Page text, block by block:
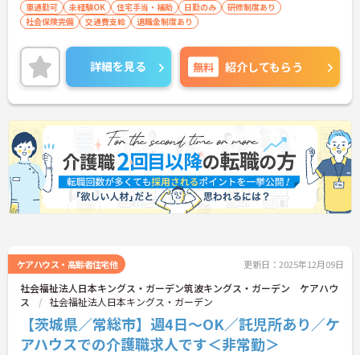
車通勤可 未経験OK 住宅手当・補助 日勤のみ
研修制度あり
社会保険完備
交通費支給 退職金制度あり
詳細を見る 無料 紹介してもらう
ケアハウス・高齢者住宅他 更新日：2025年12月09日
社会福祉法人日本キングス・ガーデン筑波キングス・ガーデン ケアハウ
ス
社会福祉法人日本キングス・ガーデン
【茨城県／常総市】週4日～OK／託児所あり／ケ
アハウスでの介護職求人です＜非常勤＞